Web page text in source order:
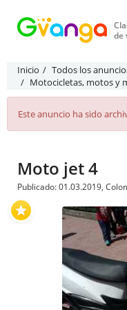
de
Inicio Todos los
Motocicletas, motos y
Este anuncio ha sido
Moto jet 4
Publicado: 01.03.2019,